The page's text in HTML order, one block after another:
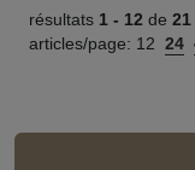
résultats 1 - 12 de 21
articles/page: 12 24